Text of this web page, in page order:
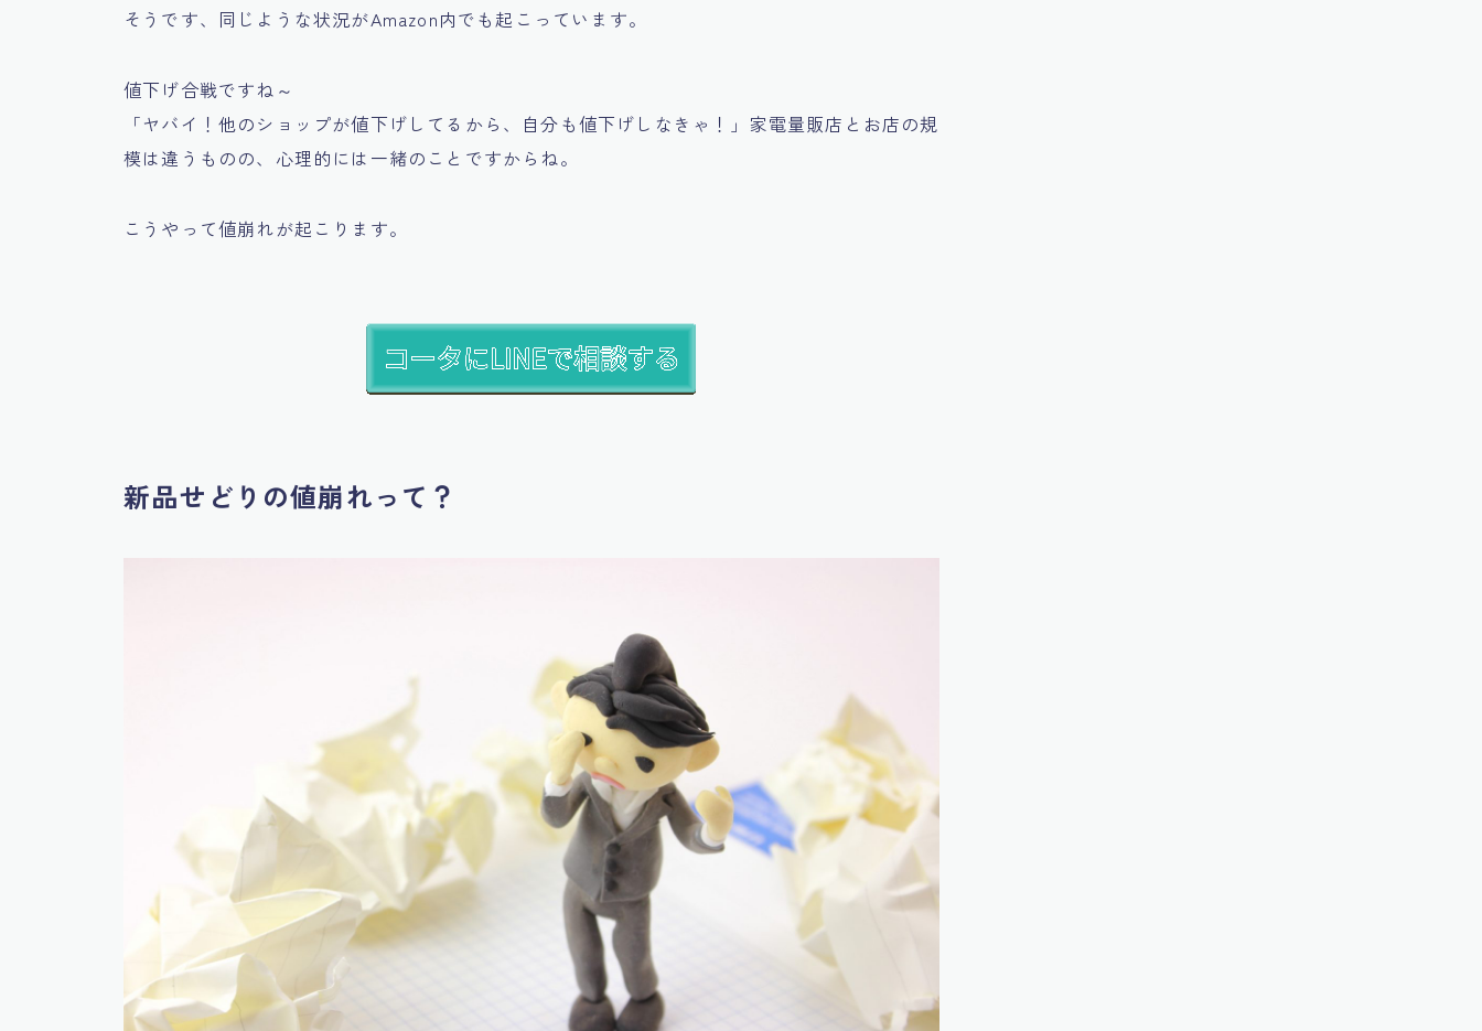
そうです、同じような状況がAmazon内でも起こっています。
値下げ合戦ですね～
「ヤバイ！他のショップが値下げしてるから、自分も値下げしなきゃ！」 家電量販店とお店の規
模は違うものの、心理的には一緒のことですからね。
こうやって値崩れが起こります。
新品せどりの値崩れって？